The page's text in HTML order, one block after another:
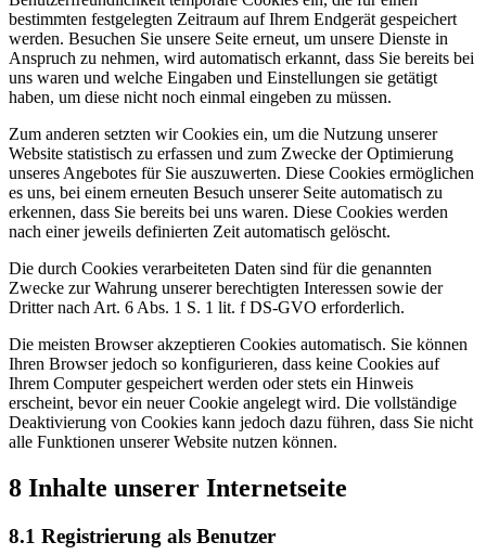
bestimmten festgelegten Zeitraum auf Ihrem Endgerät gespeichert
werden. Besuchen Sie unsere Seite erneut, um unsere Dienste in
Anspruch zu nehmen, wird automatisch erkannt, dass Sie bereits bei
uns waren und welche Eingaben und Einstellungen sie getätigt
haben, um diese nicht noch einmal eingeben zu müssen.
Zum anderen setzten wir Cookies ein, um die Nutzung unserer
Website statistisch zu erfassen und zum Zwecke der Optimierung
unseres Angebotes für Sie auszuwerten. Diese Cookies ermöglichen
es uns, bei einem erneuten Besuch unserer Seite automatisch zu
erkennen, dass Sie bereits bei uns waren. Diese Cookies werden
nach einer jeweils definierten Zeit automatisch gelöscht.
Die durch Cookies verarbeiteten Daten sind für die genannten
Zwecke zur Wahrung unserer berechtigten Interessen sowie der
Dritter nach Art. 6 Abs. 1 S. 1 lit. f DS-GVO erforderlich.
Die meisten Browser akzeptieren Cookies automatisch. Sie können
Ihren Browser jedoch so konfigurieren, dass keine Cookies auf
Ihrem Computer gespeichert werden oder stets ein Hinweis
erscheint, bevor ein neuer Cookie angelegt wird. Die vollständige
Deaktivierung von Cookies kann jedoch dazu führen, dass Sie nicht
alle Funktionen unserer Website nutzen können.
8 Inhalte unserer Internetseite
8.1 Registrierung als Benutzer